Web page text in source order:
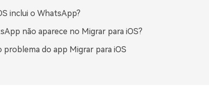
inclui o WhatsApp?
não aparece no Migrar para iOS?
problema do app Migrar para iOS